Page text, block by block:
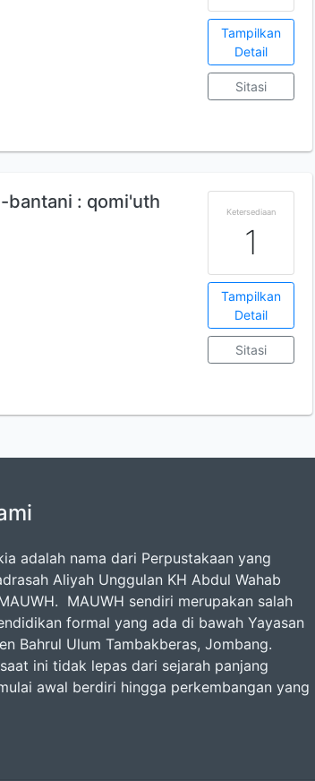
Tampilkan
Detail
Sitasi
bantani : qomi'uth
Ketersediaan
1
Tampilkan
Detail
Sitasi
adalah nama dari Perpustakaan yang
Aliyah Unggulan KH Abdul Wahab
MAUWH sendiri merupakan salah
formal yang ada di bawah Yayasan
Bahrul Ulum Tambakberas, Jombang.
ini tidak lepas dari sejarah panjang
awal berdiri hingga perkembangan yang